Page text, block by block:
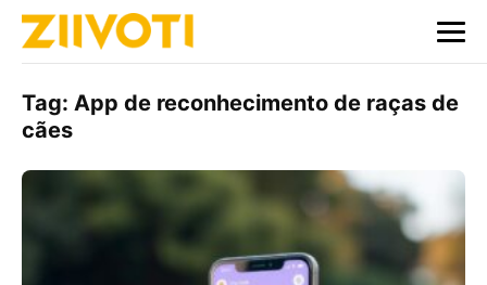
Tag: App de reconhecimento de raças de
cães